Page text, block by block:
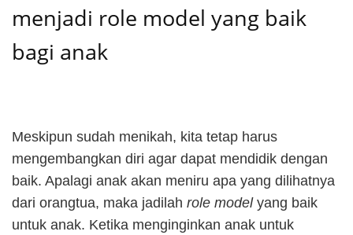
menjadi role model yang baik
bagi anak
Meskipun sudah menikah, kita tetap harus
mengembangkan diri agar dapat mendidik dengan
baik. Apalagi anak akan meniru apa yang dilihatnya
dari orangtua, maka jadilah role modelyang baik
untuk anak. Ketika menginginkan anak untuk